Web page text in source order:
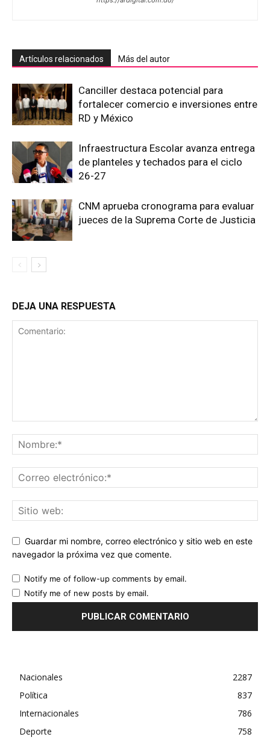
Artículos relacionados Más del autor
Canciller destaca potencial para
fortalecer comercio e inversiones entre
RD y México
Infraestructura Escolar avanza entrega
de planteles y techados para el ciclo
26-27
CNM aprueba cronograma para evaluar
jueces de la Suprema Corte de Justicia
DEJA UNA RESPUESTA
Guardar mi nombre, correo electrónico y sitio web en este
navegador la próxima vez que comente.
Notify me of follow-up comments by email.
Notify me of new posts by email.
Nacionales
2287
Política
837
Internacionales
786
Deporte
758